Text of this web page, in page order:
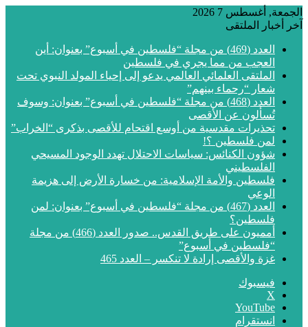
الجمعة, أغسطس 7 2026
آخر أخبار الملتقى
العدد (469) من مجلة “فلسطين في أسبوع” بعنوان: أين
العجب من مما يجري في فلسطين
الملتقى العلمائي العالمي يدعو إلى إحياء المولد النبوي تحت
شعار “رحماء بينهم”
العدد (468) من مجلة “فلسطين في أسبوع” بعنوان: وسوف
تُسألون عن الأقصى
تحذيرات مقدسية من أوسع اقتحام للأقصى بذكرى “الخراب”
لمن فلسطين ؟!
شؤون الكنائس: سياسات الاحتلال تهدد الوجود المسيحي
الفلسطيني
فلسطين والأمة الإسلامية: من خسارة الأرض إلى هزيمة
الوعي
العدد (467) من مجلة “فلسطين في أسبوع” بعنوان: لمن
فلسطين؟
أمميون على طريق القدس.. صدور العدد (466) من مجلة
“فلسطين في أسبوع”
غزة والأقصى إرادة لا تنكسر – العدد 465
فيسبوك
‫X
‫YouTube
انستقرام